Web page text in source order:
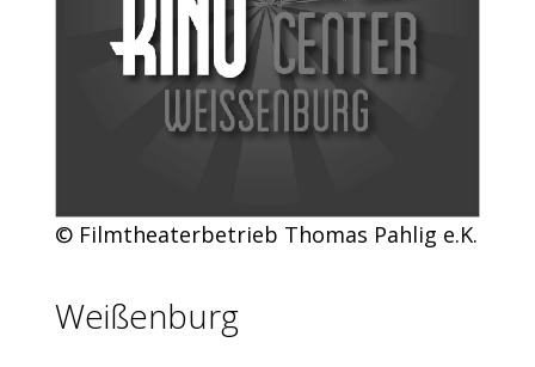
© Filmtheaterbetrieb Thomas Pahlig e.K.
Weißenburg